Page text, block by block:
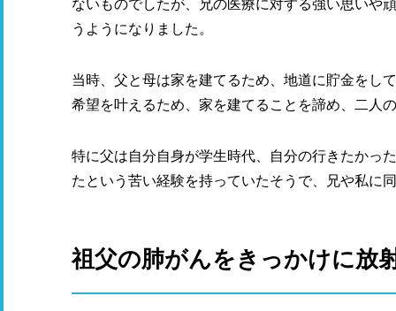
ないものでしたが、兄の医療に対する強い思いや
うようになりました。
当時、父と母は家を建てるため、地道に貯金をし
希望を叶えるため、家を建てることを諦め、二人
特に父は自分自身が学生時代、自分の行きたかっ
たという苦い経験を持っていたそうで、兄や私に
祖父の肺がんをきっかけに放